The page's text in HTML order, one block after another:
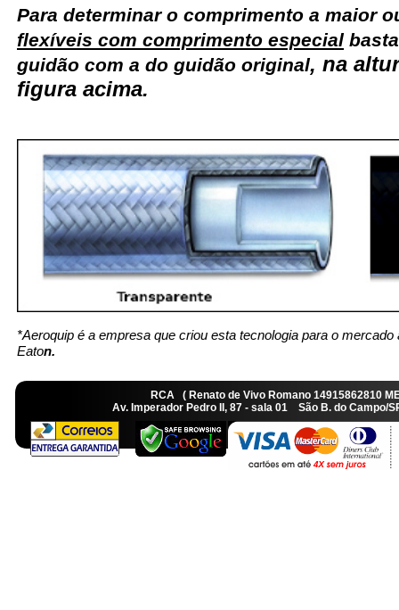
Para determinar o comprimento a maior
flexíveis com comprimento especial
guidão com a do guidão original, na
figura acima.
*Aeroquip é a empresa que criou esta tecnologia para o
Eaton.
RCA ( Renato de Vivo Romano
Av. Imperador Pedro II, 87 - sala 01 São B. do